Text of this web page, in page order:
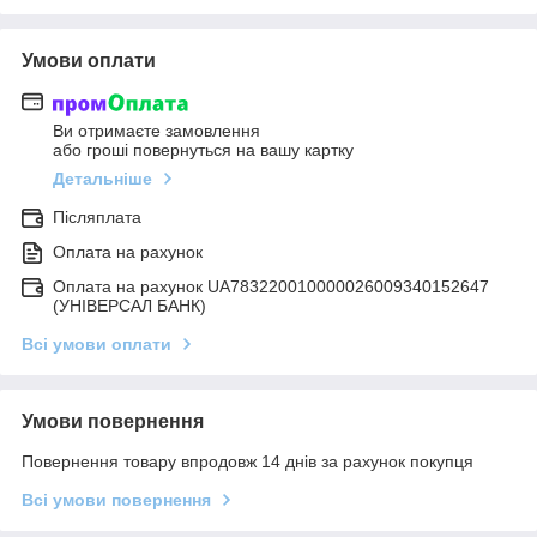
Умови оплати
Ви отримаєте замовлення
або гроші повернуться на вашу картку
Детальніше
Післяплата
Оплата на рахунок
Оплата на рахунок UA783220010000026009340152647
(УНІВЕРСАЛ БАНК)
Всі умови оплати
Умови повернення
Повернення товару впродовж 14 днів за рахунок покупця
Всі умови повернення